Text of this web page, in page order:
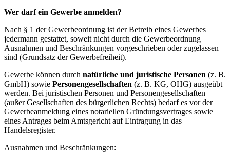
Wer darf ein Gewerbe anmelden?
Nach § 1 der Gewerbeordnung ist der Betreib eines Gewerbes
jedermann gestattet, soweit nicht durch die Gewerbeordnung
Ausnahmen und Beschränkungen vorgeschrieben oder zugelassen
sind (Grundsatz der Gewerbefreiheit).
Gewerbe können durch natürliche und juristische Personen (z. B.
GmbH) sowie Personengesellschaften (z. B. KG, OHG) ausgeübt
werden. Bei juristischen Personen und Personengesellschaften
(außer Gesellschaften des bürgerlichen Rechts) bedarf es vor der
Gewerbeanmeldung eines notariellen Gründungsvertrages sowie
eines Antrages beim Amtsgericht auf Eintragung in das
Handelsregister.
Ausnahmen und Beschränkungen: